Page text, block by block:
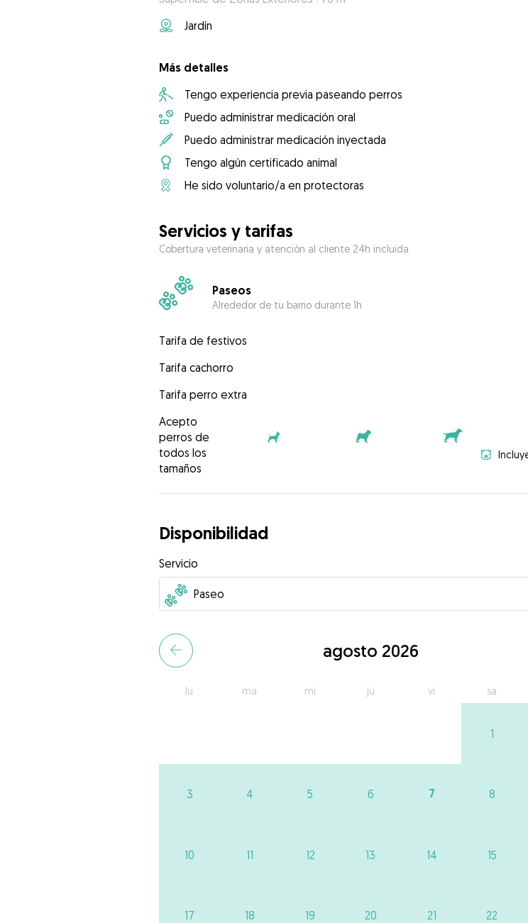
Jardín
Más detalles
Tengo experiencia previa paseando perros
Puedo administrar medicación oral
Puedo administrar medicación inyectada
Tengo algún certificado animal
He sido voluntario/a en protectoras
Servicios y tarifas
Cobertura veterinaria y atención al cliente 24h incluida
Paseos
Alrededor de tu barrio durante 1h
Tarifa de festivos
Tarifa cachorro
Tarifa perro extra
Acepto
perros de
todos los
tamaños
Disponibilidad
Servicio
agosto 2026
lu ma mi ju vi sa
1
3 4 5 6 7 8
10 11 12 13 14 15
17 18 19 20 21 22